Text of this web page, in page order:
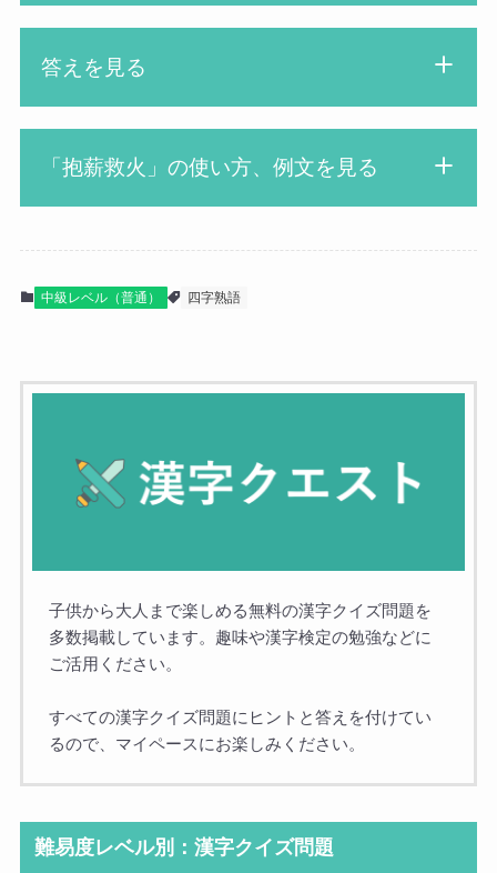
先生
そうだね
ほ○し○き○う○
答えを見る
ほうしんきゅうか
「抱薪救火」の使い方、例文を見る
彼女の失言で抱薪救火した
中級レベル（普通） 四字熟語
子供から大人まで楽しめる無料の漢字クイズ問題を
多数掲載しています。趣味や漢字検定の勉強などに
ご活用ください。
すべての漢字クイズ問題にヒントと答えを付けてい
るので、マイペースにお楽しみください。
難易度レベル別：漢字クイズ問題